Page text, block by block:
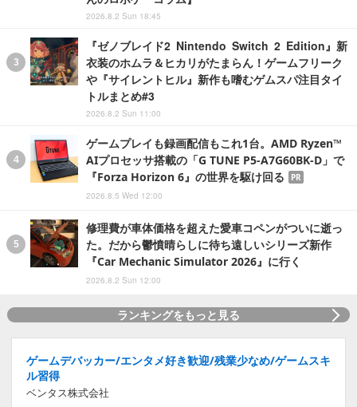
2026.8.2 Sun 18:45
『ゼノブレイド2 Nintendo Switch 2 Edition』新
衣装のホムラ＆ヒカリがたまらん！ゲームフリーク
や『サイレントヒル』新作も嗜むゲムスパ注目タイ
トルまとめ#3
2026.8.2 Sun 11:00
ゲームプレイも録画配信もこれ1台。AMD Ryzen™
AIプロセッサ搭載の「G TUNE P5-A7G60BK-D」で
『Forza Horizon 6』の世界を駆け回る
PR
2026.8.5 Wed 12:00
修理費が車体価格を超えた愛車コペンがついに逝っ
た。だから鬱憤晴らしに待ち遠しいシリーズ新作
『Car Mechanic Simulator 2026』に行く
2026.8.2 Sun 12:00
ランキングをもっと見る
ゲームデバッカー/エンタメ好き歓迎/残業少なめ/ゲームスキ
ル習得
ベンタス株式会社